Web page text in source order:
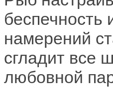
беспечность
намерений
сгладит все
любовной